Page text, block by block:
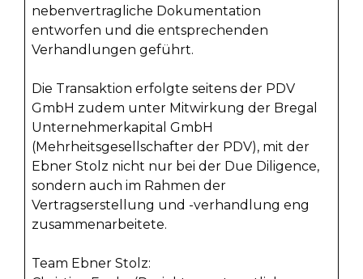
nebenvertragliche Dokumentation
entworfen und die entsprechenden
Verhandlungen geführt.
Die Transaktion erfolgte seitens der PDV
GmbH zudem unter Mitwirkung der Bregal
Unternehmerkapital GmbH
(Mehrheitsgesellschafter der PDV), mit der
Ebner Stolz nicht nur bei der Due Diligence,
sondern auch im Rahmen der
Vertragserstellung und -verhandlung eng
zusammenarbeitete.
Team Ebner Stolz: